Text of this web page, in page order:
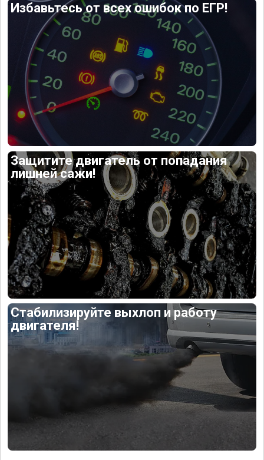
Избавьтесь от всех ошибок по ЕГР!
Защитите двигатель от попадания
лишней сажи!
Стабилизируйте выхлоп и работу
двигателя!